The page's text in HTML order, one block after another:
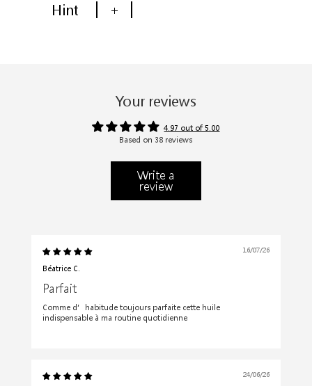
Hint +
Your reviews
4.97 out of 5.00
Based on 38 reviews
Write a
review
16/07/26
Béatrice C.
Parfait
Comme d’habitude toujours parfaite cette huile
indispensable à ma routine quotidienne
24/06/26